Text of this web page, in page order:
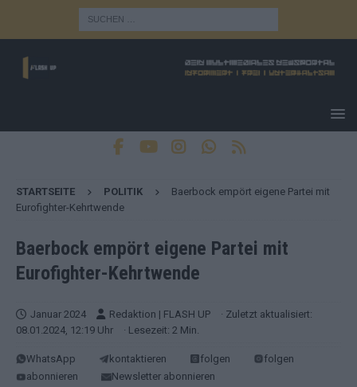
STARTSEITE POLITIK
Baerbock empört eigene Partei mit
Eurofighter-Kehrtwende
Baerbock empört eigene Partei mit
Eurofighter-Kehrtwende
Januar 2024 Redaktion | FLASH UP
· Zuletzt aktualisiert:
08.01.2024, 12:19 Uhr
· Lesezeit: 2 Min.
WhatsApp kontaktieren folgen
folgen
abonnieren
Newsletter abonnieren